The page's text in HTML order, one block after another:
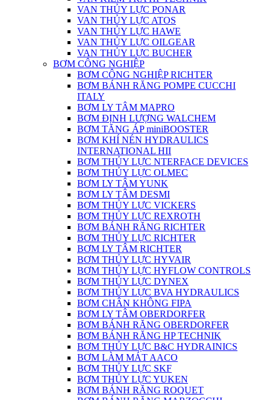
VAN THỦY LỰC PONAR
VAN THỦY LỰC ATOS
VAN THỦY LỰC HAWE
VAN THỦY LỰC OILGEAR
VAN THỦY LỰC BUCHER
BƠM CÔNG NGHIỆP
BƠM CÔNG NGHIỆP RICHTER
BƠM BÁNH RĂNG POMPE CUCCHI
ITALY
BƠM LY TÂM MAPRO
BƠM ĐỊNH LƯỢNG WALCHEM
BƠM TĂNG ÁP miniBOOSTER
BƠM KHÍ NÉN HYDRAULICS
INTERNATIONAL HII
BƠM THỦY LỰC NTERFACE DEVICES
BƠM THỦY LỰC OLMEC
BƠM LY TÂM YUNK
BƠM LY TÂM DESMI
BƠM THỦY LỰC VICKERS
BƠM THỦY LỰC REXROTH
BƠM BÁNH RĂNG RICHTER
BƠM THỦY LỰC RICHTER
BƠM LY TÂM RICHTER
BƠM THỦY LỰC HYVAIR
BƠM THỦY LỰC HYFLOW CONTROLS
BƠM THỦY LỰC DYNEX
BƠM THỦY LỰC BVA HYDRAULICS
BƠM CHÂN KHÔNG FIPA
BƠM LY TÂM OBERDORFER
BƠM BÁNH RĂNG OBERDORFER
BƠM BÁNH RĂNG HP TECHNIK
BƠM THỦY LỰC B&C HYDRAINICS
BƠM LÀM MÁT AACO
BƠM THỦY LỰC SKF
BƠM THỦY LỰC YUKEN
BƠM BÁNH RĂNG ROQUET